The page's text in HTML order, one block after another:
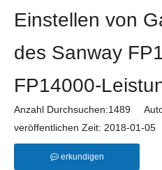
Einstellen von
des Sanway
FP14000-
Anzahl Durchsuchen:1489
veröffentlichen Zeit: 2018-01-
erkundigen